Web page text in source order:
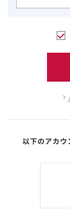
以下のアカウ